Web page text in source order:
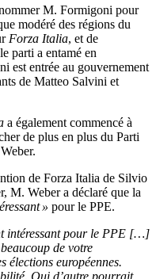
M. Formigoni pour
modéré des régions du
Forza Italia, et de
parti a entamé en
est entrée au gouvernement
de Matteo Salvini et
a également commencé à
de plus en plus du Parti
de Forza Italia de Silvio
M. Weber a déclaré que la
» pour le PPE.
intéressant pour le PPE […]
de votre
élections européennes.